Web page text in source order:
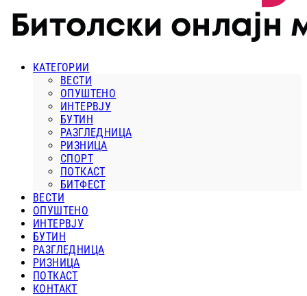
КАТЕГОРИИ
ВЕСТИ
ОПУШТЕНО
ИНТЕРВЈУ
БУТИН
РАЗГЛЕДНИЦА
РИЗНИЦА
СПОРТ
ПОТКАСТ
БИТФЕСТ
ВЕСТИ
ОПУШТЕНО
ИНТЕРВЈУ
БУТИН
РАЗГЛЕДНИЦА
РИЗНИЦА
ПОТКАСТ
КОНТАКТ